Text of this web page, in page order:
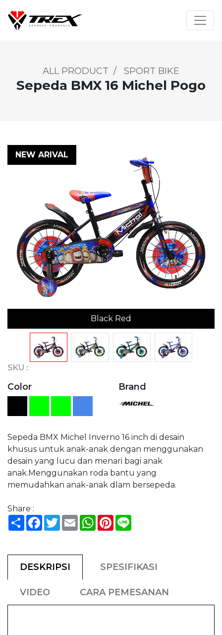
ALL PRODUCT / SPORT BIKE
Sepeda BMX 16 Michel Pogo
Black Red
NEW ARIVAL
SKU :
Color Brand
Sepeda BMX Michel Inverno 16 inch di desain
khusus untuk anak-anak dengan menggunakan
desain yang lucu dan menari bagi anak
anak.Menggunakan roda bantu yang
memudahkan anak-anak dlam bersepeda.
Share :
ShareFacebook
TwitterEmailWhatsApp
Pinterest
DESKRIPSI SPESIFIKASI
VIDEO CARA PEMESANAN